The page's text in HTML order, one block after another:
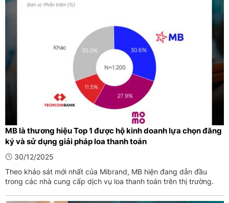
MB là thương hiệu Top 1 được hộ kinh doanh lựa chọn đăng
ký và sử dụng giải pháp loa thanh toán
30/12/2025
Theo khảo sát mới nhất của Mibrand, MB hiện đang dẫn đầu
trong các nhà cung cấp dịch vụ loa thanh toán trên thị trường.